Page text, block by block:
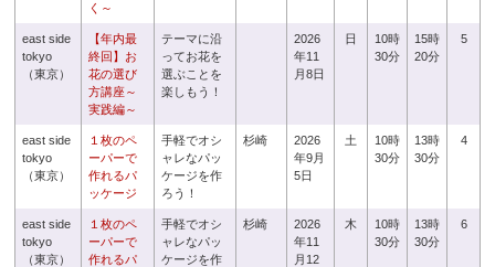
く～
east side
tokyo
（東京）
【年内最
終回】お
花の選び
方講座～
実践編～
テーマに沿
ってお花を
選ぶことを
楽しもう！
2026
年11
月8日
日
10時
30分
15時
20分
5
east side
tokyo
（東京）
１枚のペ
ーパーで
作れるパ
ッケージ
手軽でオシ
ャレなパッ
ケージを作
ろう！
杉崎
2026
年9月
5日
土
10時
30分
13時
30分
4
east side
tokyo
（東京）
１枚のペ
ーパーで
作れるパ
手軽でオシ
ャレなパッ
ケージを作
杉崎
2026
年11
月12
木
10時
30分
13時
30分
6